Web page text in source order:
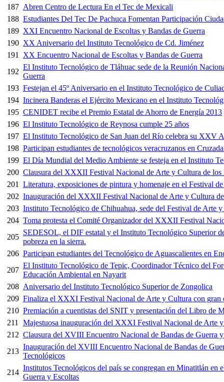
187 Abren Centro de Lectura En el Tec de Mexicali
188 Estudiantes Del Tec De Pachuca Fomentan Participación
189 XXI Encuentro Nacional de Escoltas y Bandas de Guerra
190 XX Aniversario del Instituto Tecnológico de Cd. Jiménez
191
XX Encuentro Nacional de Escoltas y Bandas de Guerra
192
El Instituto Tecnológico de Tláhuac sede de la Reunión
Guerra
193 Festejan el 45º Aniversario en el Instituto Tecnológico de
194 Incinera Banderas el Ejército Mexicano en el Instituto
195 CENIDET recibe el Premio Estatal de Ahorro de Energía 2013
196 El Instituto Tecnológico de Reynosa cumple 25 años
197 El Instituto Tecnológico de San Juan del Río celebra su XXV
198 Participan estudiantes de tecnológicos veracruzanos en
199 El Día Mundial del Medio Ambiente se festeja en el Instituto
200 Clausura del XXXII Festival Nacional de Arte y Cultura de los
201
Literatura, exposiciones de pintura y homenaje en el Festival
202 Inauguración del XXXII Festival Nacional de Arte y Cultura
203 Instituto Tecnológico de Chihuahua, sede del Festival de Arte
204 Toma protesta el Comité Organizador del XXXII Festival
205
SEDESOL, el DIF estatal y el Instituto Tecnológico Superior
pobreza en la sierra.
206 Participan estudiantes del Tecnológico de Aguascalientes en
207
El Instituto Tecnológico de Tepic, Coordinador Técnico del
Educación Ambiental en Nayarit
208 Aniversario del Instituto Tecnológico Superior de Zongolica
209 Finaliza el XXXI Festival Nacional de Arte y Cultura con gran
210 Premiación a cuentistas del SNIT y presentación del Libro de
211
Majestuosa inauguración del XXXI Festival Nacional de Arte
212 Clausura del XVIII Encuentro Nacional de Bandas de Guerra
213
Inauguración del XVIII Encuentro Nacional de Bandas de
Tecnológicos
214
Institutos Tecnológicos del país se congregan en Minatitlán
Guerra y Escoltas